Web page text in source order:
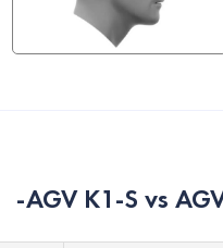
-AGV K1-S vs